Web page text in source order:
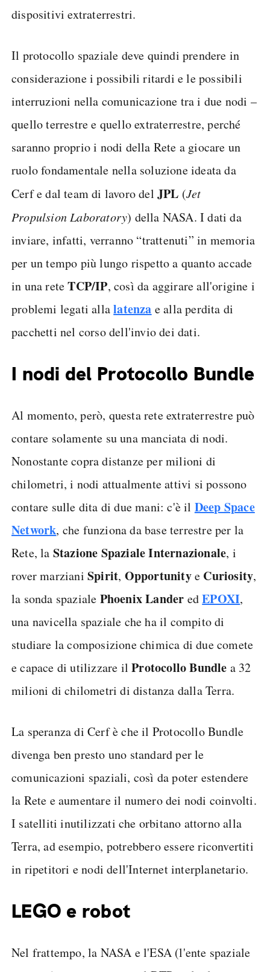
dispositivi extraterrestri.
Il protocollo spaziale deve quindi prendere in
considerazione i possibili ritardi e le possibili
interruzioni nella comunicazione tra i due nodi –
quello terrestre e quello extraterrestre, perché
saranno proprio i nodi della Rete a giocare un
ruolo fondamentale nella soluzione ideata da
Cerf e dal team di lavoro del JPL (Jet
Propulsion Laboratory) della NASA. I dati da
inviare, infatti, verranno “trattenuti” in memoria
per un tempo più lungo rispetto a quanto accade
in una reteTCP/IP, così da aggirare all'origine i
problemi legati allalatenza e alla perdita di
pacchetti nel corso dell'invio dei dati.
I nodi del Protocollo Bundle
Al momento, però, questa rete extraterrestre può
contare solamente su una manciata di nodi.
Nonostante copra distanze per milioni di
chilometri, i nodi attualmente attivi si possono
contare sulle dita di due mani: c'è il Deep Space
Network, che funziona da base terrestre per la
Rete, la Stazione Spaziale Internazionale, i
rover marziani Spirit, Opportunitye Curiosity,
la sonda spaziale Phoenix Lander edEPOXI,
una navicella spaziale che ha il compito di
studiare la composizione chimica di due comete
e capace di utilizzare ilProtocollo Bundle a 32
milioni di chilometri di distanza dalla Terra.
La speranza di Cerf è che il Protocollo Bundle
divenga ben presto uno standard per le
comunicazioni spaziali, così da poter estendere
la Rete e aumentare il numero dei nodi coinvolti.
I satelliti inutilizzati che orbitano attorno alla
Terra, ad esempio, potrebbero essere riconvertiti
in ripetitori e nodi dell'Internet interplanetario.
LEGO e robot
Nel frattempo, la NASA e l'ESA (l'ente spaziale